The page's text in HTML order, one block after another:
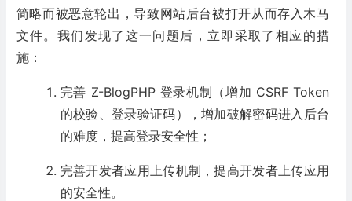
简略而被恶意轮出，导致网站后台被打开从而存入木马
文件。我们发现了这一问题后，立即采取了相应的措
施：
完善 Z-BlogPHP 登录机制（增加 CSRF Token
的校验、登录验证码），增加破解密码进入后台
的难度，提高登录安全性；
完善开发者应用上传机制，提高开发者上传应用
的安全性。